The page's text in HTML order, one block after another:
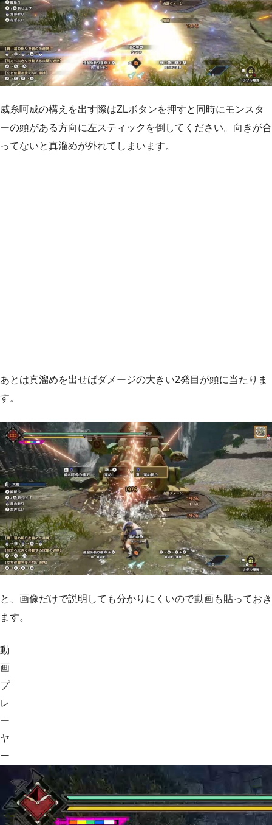
威糸呵成の構えを出す際はZLボタンを押すと同時にモンスタ
ーの頭がある方向に左スティックを倒してください。向きが合
ってないと真溜めが外れてしまいます。
あとは真溜めを出せばダメージの大きい2発目が頭に当たりま
す。
と、画像だけで説明しても分かりにくいので動画も貼っておき
ます。
動
画
プ
レ
ー
ヤ
ー